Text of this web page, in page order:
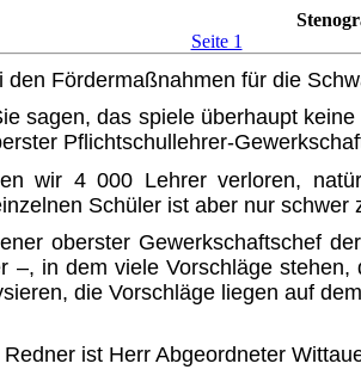
Seite 1
Fördermaßnahmen für die
sagen, das spiele überhaupt
Pflichtschullehrer-
wir 4 000 Lehrer verloren,
Schüler ist aber nur
oberster Gewerkschaftschef
–, in dem viele Vorschläge
die Vorschläge liegen auf
ist Herr Abgeordneter